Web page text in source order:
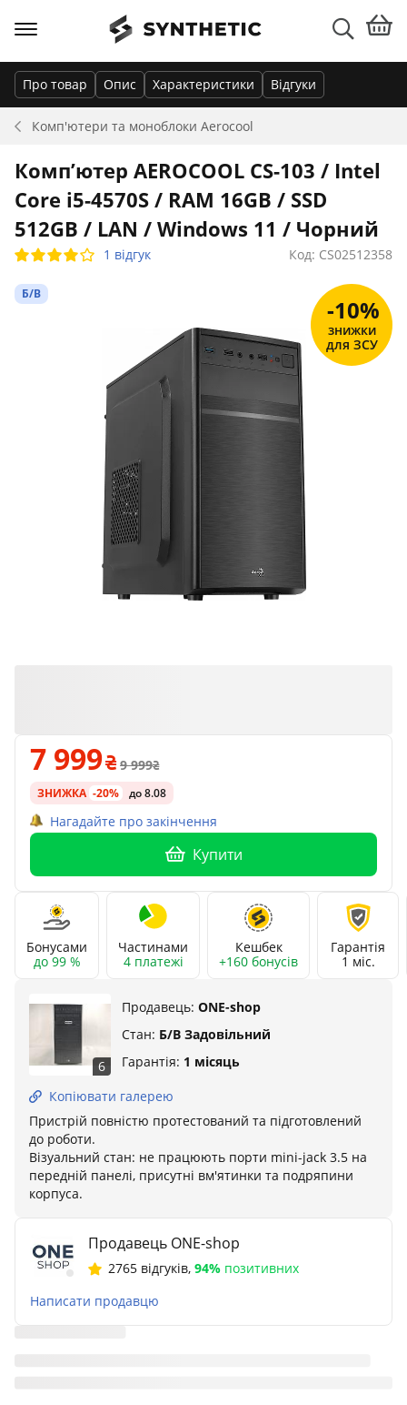
Комп'ютери та моноблоки Aerocool
Про товар Опис Характеристики Відгуки
Комп’ютер AEROCOOL CS-103 / Intel
Core i5-4570S / RAM 16GB / SSD
512GB / LAN / Windows 11 / Чорний
1 відгук Код: CS02512358
Б/В
-10%
знижки
для ЗСУ
7 999 9 999
ЗНИЖКА -20% до 8.08
Нагадайте про закінчення
Купити
Бонусами
до 99 %
Частинами
4 платежі
Кешбек
+160 бонусів
Гарантія
1 міс.
6
Продавець: ONE-shop
Стан: Б/В Задовільний
Гарантія: 1 місяць
Копіювати галерею
Пристрій повністю протестований та підготовлений
до роботи.
Візуальний стан: не працюють порти mini-jack 3.5 на
передній панелі, присутні вм'ятинки та подряпини
корпуса.
Продавець ONE-shop
2765 відгуків, 94% позитивних
Написати продавцю